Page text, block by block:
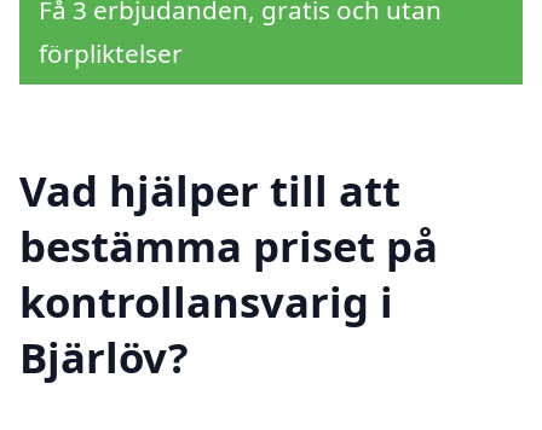
Få 3 erbjudanden, gratis och utan
förpliktelser
Vad hjälper till att
bestämma priset på
kontrollansvarig i
Bjärlöv?